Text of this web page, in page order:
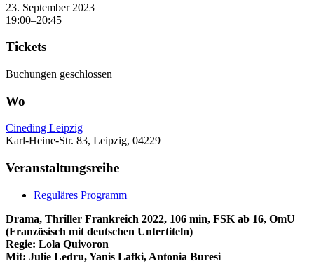
23. September 2023
19:00–20:45
Tickets
Buchungen geschlossen
Wo
Cineding Leipzig
Karl-Heine-Str. 83, Leipzig, 04229
Veranstaltungsreihe
Reguläres Programm
Drama, Thriller Frankreich 2022, 106 min, FSK ab 16, OmU
(Französisch mit deutschen Untertiteln)
Regie: Lola Quivoron
Mit: Julie Ledru, Yanis Lafki, Antonia Buresi